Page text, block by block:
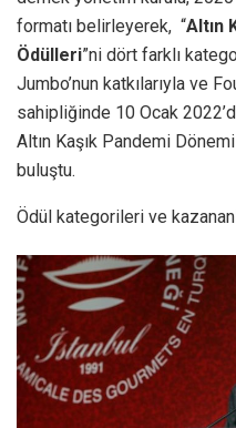
formatı belirleyerek, “Altın
Ödülleri”ni dört farklı
Jumbo’nun katkılarıyla ve
sahipliğinde 10 Ocak
Altın Kaşık Pandemi
buluştu.
Ödül kategorileri ve